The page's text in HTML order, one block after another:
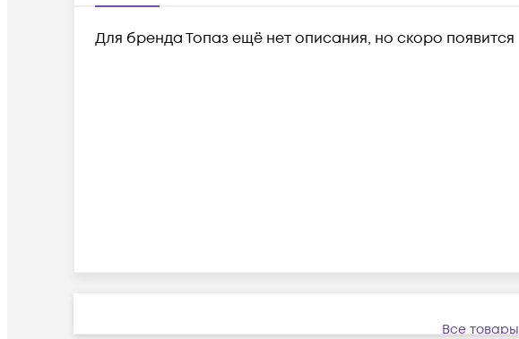
Для бренда Топаз ещё нет описания, но скоро появится
Все товары